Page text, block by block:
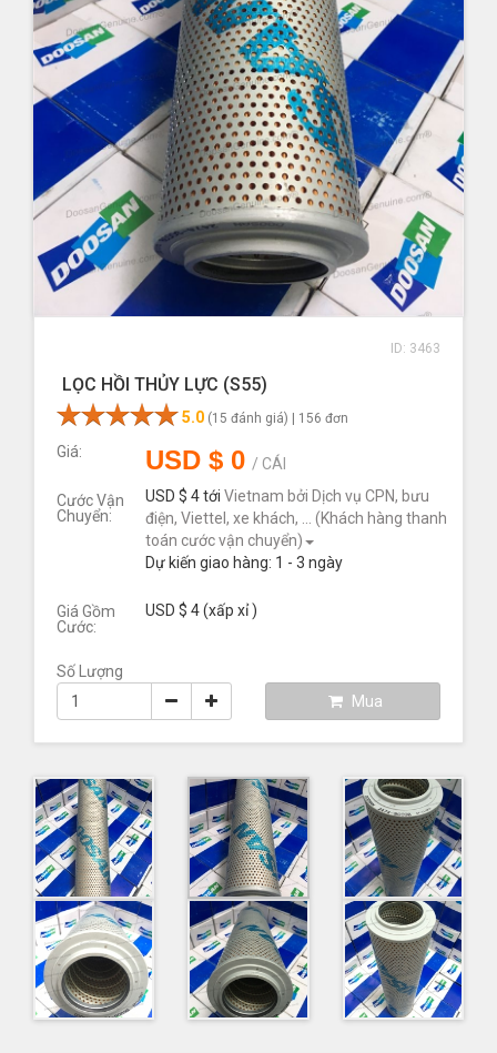
ID: 3463
LỌC HỒI THỦY LỰC (S55)
5.0 (15 đánh giá) | 156 đơn
Giá: USD $ 0 / CÁI
Cước Vận
Chuyển:
USD $ 4tới Vietnam bởi Dịch vụ CPN, bưu
điện, Viettel, xe khách, ... (Khách hàng thanh
toán cước vận chuyển)
Dự kiến giao hàng: 1 - 3 ngày
Giá Gồm
Cước:
USD $ 4(xấp xỉ)
Số Lượng
Mua